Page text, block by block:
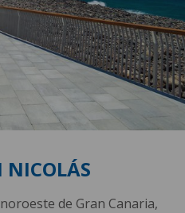
NICOLÁS
de Gran Canaria,